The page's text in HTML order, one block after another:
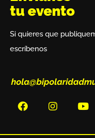
tu evento
Si quieres que
escríbenos